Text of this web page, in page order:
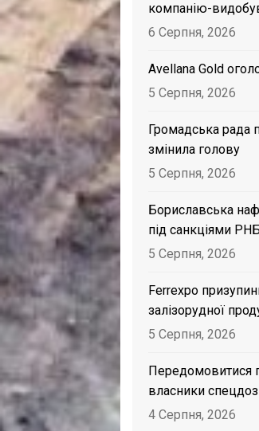
компанію-
6 Серпня, 2026
Avellana Gold
5 Серпня, 2026
Громадська рада
змінила голову
5 Серпня, 2026
Бориславська
під санкціями
5 Серпня, 2026
Ferrexpo
залізорудної
5 Серпня, 2026
Передомовитися
власники
4 Серпня, 2026